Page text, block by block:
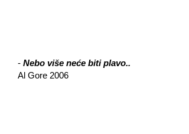
- Nebo više neće biti plavo..
Al Gore 2006